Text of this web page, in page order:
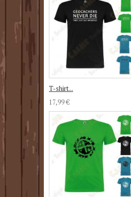
T-shirt...
17,99 €